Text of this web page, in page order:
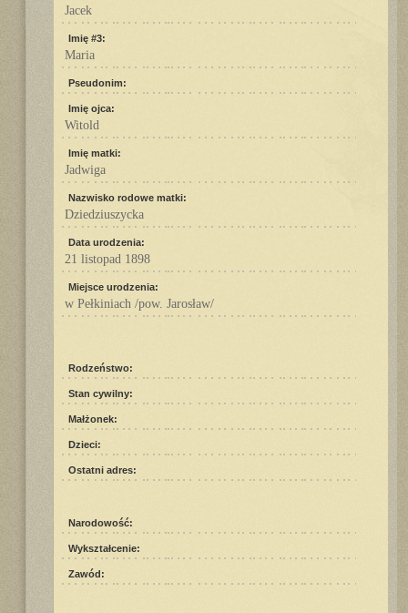
Jacek
Imię #3:
Maria
Pseudonim:
Imię ojca:
Witold
Imię matki:
Jadwiga
Nazwisko rodowe matki:
Dziedziuszycka
Data urodzenia:
21 listopad 1898
Miejsce urodzenia:
w Pełkiniach /pow. Jarosław/
Rodzeństwo:
Stan cywilny:
Małżonek:
Dzieci:
Ostatni adres:
Narodowość:
Wykształcenie:
Zawód: